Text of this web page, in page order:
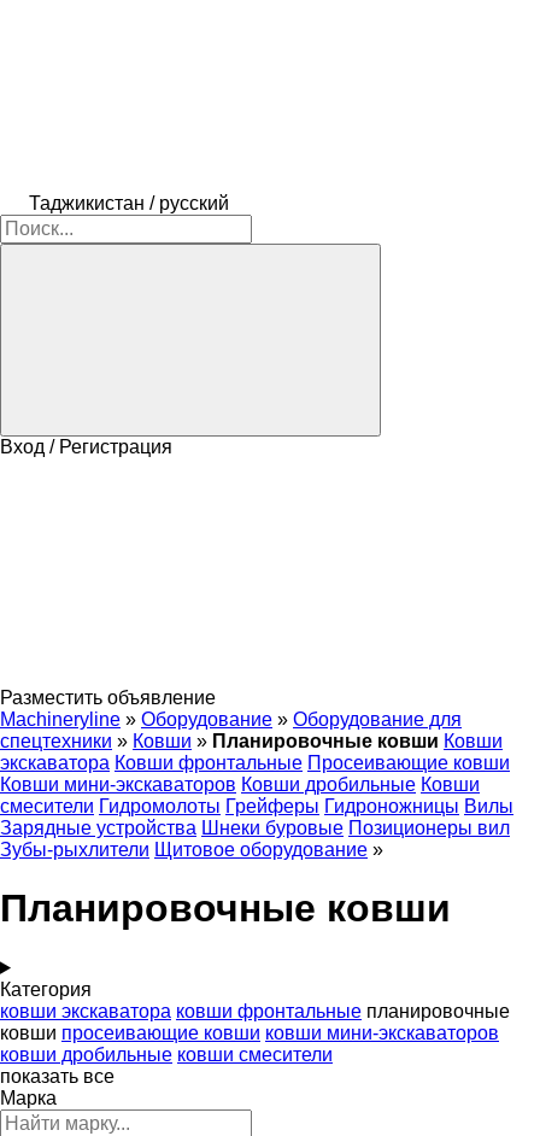
Таджикистан / русский
Вход / Регистрация
Разместить объявление
Machineryline » Оборудование » Оборудование для
спецтехники » Ковши » Планировочные ковши Ковши
экскаватора Ковши фронтальные Просеивающие ковши
Ковши мини-экскаваторов Ковши дробильные Ковши
смесители Гидромолоты Грейферы Гидроножницы Вилы
Зарядные устройства Шнеки буровые Позиционеры вил
Зубы-рыхлители Щитовое оборудование »
Планировочные ковши
Категория
ковши экскаватора ковши фронтальные планировочные
ковши просеивающие ковши ковши мини-экскаваторов
ковши дробильные ковши смесители
показать все
Марка